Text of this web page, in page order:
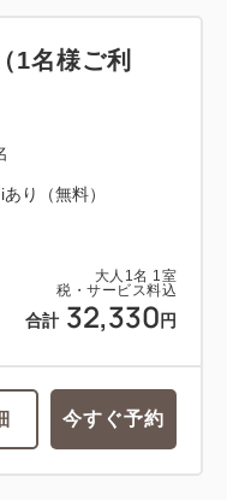
大人 1名 1室
税・サービス料込
合計 32,330 円
1名様ご利
り（無料）
今すぐ予約